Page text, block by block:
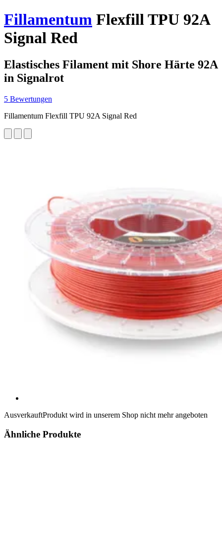
Fillamentum Flexfill TPU 92A
Signal Red
Elastisches Filament mit Shore Härte 92A
in Signalrot
5 Bewertungen
Fillamentum Flexfill TPU 92A Signal Red
AusverkauftProdukt wird in unserem Shop nicht mehr angeboten
Ähnliche Produkte